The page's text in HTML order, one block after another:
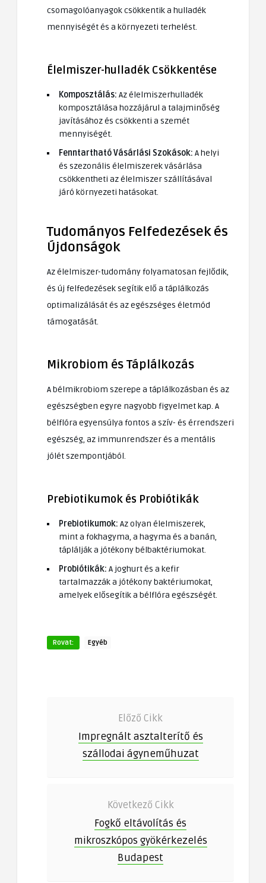
csomagolóanyagok csökkentik a hulladék
mennyiségét és a környezeti terhelést.
Élelmiszer-hulladék Csökkentése
Komposztálás: Az élelmiszerhulladék
komposztálása hozzájárul a talajminőség
javításához és csökkenti a szemét
mennyiségét.
Fenntartható Vásárlási Szokások: A helyi
és szezonális élelmiszerek vásárlása
csökkentheti az élelmiszer szállításával
járó környezeti hatásokat.
Tudományos Felfedezések és
Újdonságok
Az élelmiszer-tudomány folyamatosan fejlődik,
és új felfedezések segítik elő a táplálkozás
optimalizálását és az egészséges életmód
támogatását.
Mikrobiom és Táplálkozás
A bélmikrobiom szerepe a táplálkozásban és az
egészségben egyre nagyobb figyelmet kap. A
bélflóra egyensúlya fontos a szív- és érrendszeri
egészség, az immunrendszer és a mentális
jólét szempontjából.
Prebiotikumok és Probiótikák
Prebiotikumok: Az olyan élelmiszerek,
mint a fokhagyma, a hagyma és a banán,
táplálják a jótékony bélbaktériumokat.
Probiótikák: A joghurt és a kefir
tartalmazzák a jótékony baktériumokat,
amelyek elősegítik a bélflóra egészségét.
Rovat: Egyéb
Előző Cikk
Impregnált asztalterítő és
szállodai ágyneműhuzat
Következő Cikk
Fogkő eltávolítás és
mikroszkópos gyökérkezelés
Budapest